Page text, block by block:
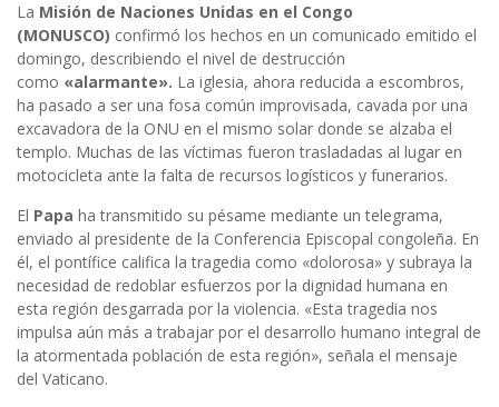
La Misión de Naciones Unidas en el Congo
(MONUSCO) confirmó los hechos en un comunicado emitido el
domingo, describiendo el nivel de destrucción
como «alarmante». La iglesia, ahora reducida a escombros,
ha pasado a ser una fosa común improvisada, cavada por una
excavadora de la ONU en el mismo solar donde se alzaba el
templo. Muchas de las víctimas fueron trasladadas al lugar en
motocicleta ante la falta de recursos logísticos y funerarios.
El Papa ha transmitido su pésame mediante un telegrama,
enviado al presidente de la Conferencia Episcopal congoleña. En
él, el pontífice califica la tragedia como «dolorosa» y subraya la
necesidad de redoblar esfuerzos por la dignidad humana en
esta región desgarrada por la violencia. «Esta tragedia nos
impulsa aún más a trabajar por el desarrollo humano integral de
la atormentada población de esta región», señala el mensaje
del Vaticano.